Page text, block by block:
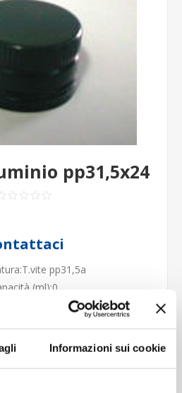
Informazioni sui cookie
pp31,5x24
pp31,5a
(ml):0
(mm):0